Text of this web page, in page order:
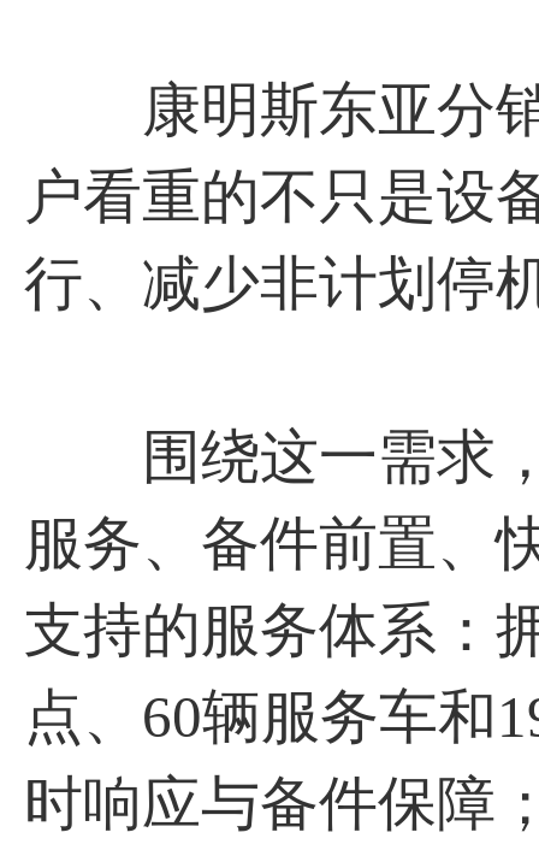
康明斯东亚分销
户看重的不只是设
行、减少非计划停
围绕这一需求，
服务、备件前置、
支持的服务体系：
点、60辆服务车和
时响应与备件保障